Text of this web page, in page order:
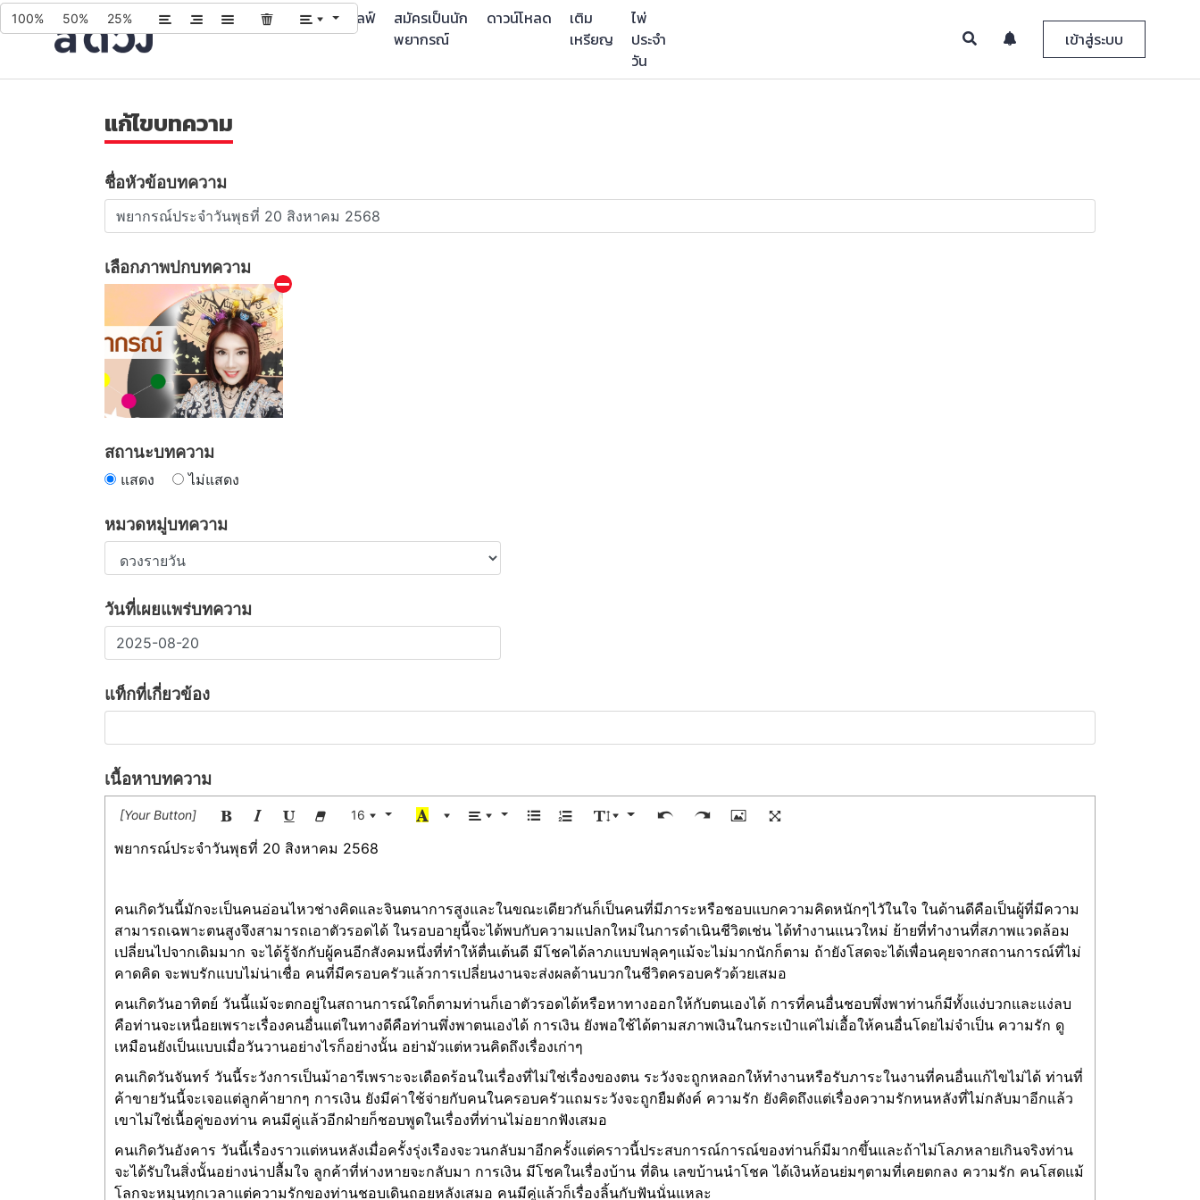
บทความ บริการ ควิซ ไลฟ์
สมัครเป็นนัก
พยากรณ์
ดาวน์โหลด
เติม
เหรียญ
ไพ่
ประจำ
วัน
เข้าสู่ระบบ
แก้ไขบทความ
ชื่อหัวข้อบทความ
เลือกภาพปกบทความ
สถานะบทความ
แสดง ไม่แสดง
หมวดหมู่บทความ
วันที่เผยแพร่บทความ
แท็กที่เกี่ยวข้อง
เนื้อหาบทความ
[Your Button] 16
พยากรณ์ประจำวันพุธที่ 20 สิงหาคม 2568
คนเกิดวันนี้มักจะเป็นคนอ่อนไหวช่างคิดและจินตนาการสูงและในขณะเดียวกันก็เป็นคนที่มีภาระหรือชอบแบกความคิดหนักๆไวัในใจ ในด้านดีคือเป็นผู้ที่มีความ
สามารถเฉพาะตนสูงจึงสามารถเอาตัวรอดได้ ในรอบอายุนี้จะได้พบกับความแปลกใหม่ในการดำเนินชีวิตเช่น ได้ทำงานแนวใหม่ ย้ายที่ทำงานที่สภาพแวดล้อม
เปลี่ยนไปจากเดิมมาก จะได้รู้จักกับผู้คนอีกสังคมหนึ่งที่ทำให้ตื่นเต้นดี มีโชคได้ลาภแบบฟลุคๆแม้จะไม่มากนักก็ตาม ถ้ายังโสดจะได้เพื่อนคุยจากสถานการณ์ที่ไม่
คาดคิด จะพบรักแบบไม่น่าเชื่อ คนที่มีครอบครัวแล้วการเปลี่ยนงานจะส่งผลด้านบวกในชีวิตครอบครัวด้วยเสมอ
คนเกิดวันอาทิตย์ วันนี้แม้จะตกอยู่ในสถานการณ์ใดก็ตามท่านก็เอาตัวรอดได้หรือหาทางออกให้กับตนเองได้ การที่คนอื่นชอบพึ่งพาท่านก็มีทั้งแง่บวกและแง่ลบ
คือท่านจะเหนื่อยเพราะเรื่องคนอื่นแต่ในทางดีคือท่านพึ่งพาตนเองได้ การเงิน ยังพอใช้ได้ตามสภาพเงินในกระเป๋าแค่ไม่เอื้อให้คนอื่นโดยไม่จำเป็น ความรัก ดู
เหมือนยังเป็นแบบเมื่อวันวานอย่างไรก็อย่างนั้น อย่ามัวแต่หวนคิดถึงเรื่องเก่าๆ
คนเกิดวันจันทร์ วันนี้ระวังการเป็นม้าอารีเพราะจะเดือดร้อนในเรื่องที่ไม่ใช่เรื่องของตน ระวังจะถูกหลอกให้ทำงานหรือรับภาระในงานที่คนอื่นแก้ไขไม่ได้ ท่านที่
ค้าขายวันนี้จะเจอแต่ลูกค้ายากๆ การเงิน ยังมีค่าใช้จ่ายกับคนในครอบครัวแถมระวังจะถูกยืมตังค์ ความรัก ยังคิดถึงแต่เรื่องความรักหนหลังที่ไม่กลับมาอีกแล้ว
เขาไม่ใช่เนื้อคู่ของท่าน คนมีคู่แล้วอีกฝ่ายก็ชอบพูดในเรื่องที่ท่านไม่อยากฟังเสมอ
คนเกิดวันอังคาร วันนี้เรื่องราวแต่หนหลังเมื่อครั้งรุ่งเรืองจะวนกลับมาอีกครั้งแต่คราวนี้ประสบการณ์การณ์ของท่านก็มีมากขึ้นและถ้าไม่โลภหลายเกินจริงท่าน
จะได้รับในสิ่งนั้นอย่างน่าปลื้มใจ ลูกค้าที่ห่างหายจะกลับมา การเงิน มีโชคในเรื่องบ้าน ที่ดิน เลขบ้านนำโชค ได้เงินห้อนย่มๆตามที่เคยตกลง ความรัก คนโสดแม้
โลกจะหมุนทุกเวลาแต่ความรักของท่านชอบเดินถอยหลังเสมอ คนมีคู่แล้วก็เรื่องลิ้นกับฟันนั่นแหละ
100% 50% 25%